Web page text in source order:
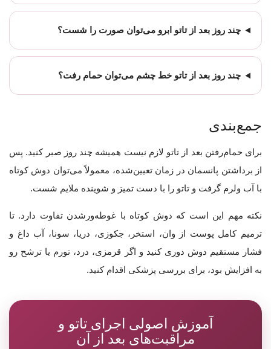
چند روز بعد از تاتو ابرو می‌توان صورت را شست؟
چند روز بعد از تاتو خط چشم می‌توان حمام رفت؟
جمع‌بندی
برای حمام‌رفتن بعد از تاتو لازم نیست همیشه چند روز صبر کنید. پس
از برداشتن پانسمان در زمان تعیین‌شده، معمولاً می‌توان دوش کوتاه
با آب ولرم گرفت و تاتو را با دست تمیز و شوینده ملایم شست.
نکته مهم این است که دوش کوتاه با غوطه‌ورشدن تفاوت دارد. تا
ترمیم کامل پوست از وان، استخر، جکوزی، دریا، سونا، آب داغ و
فشار مستقیم دوش دوری کنید و اگر قرمزی، درد، تورم یا ترشح رو
به افزایش بود، برای بررسی پزشکی اقدام کنید.
آموزش اصولی اجرای تاتو و
مراقبت‌های بعد از آن